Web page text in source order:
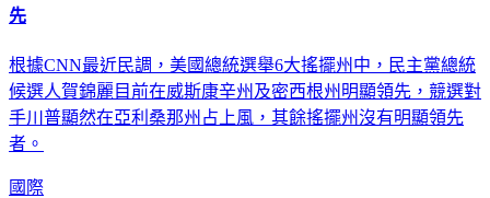
先
根據CNN最近民調，美國總統選舉6大搖擺州中，民主黨總統
候選人賀錦麗目前在威斯康辛州及密西根州明顯領先，競選對
手川普顯然在亞利桑那州占上風，其餘搖擺州沒有明顯領先
者。
國際